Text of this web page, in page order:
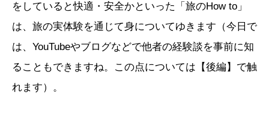
をしていると快適・安全かといった「旅のHow to」
は、旅の実体験を通じて身についてゆきます（今日で
は、YouTubeやブログなどで他者の経験談を事前に知
ることもできますね。この点については【後編】で触
れます）。